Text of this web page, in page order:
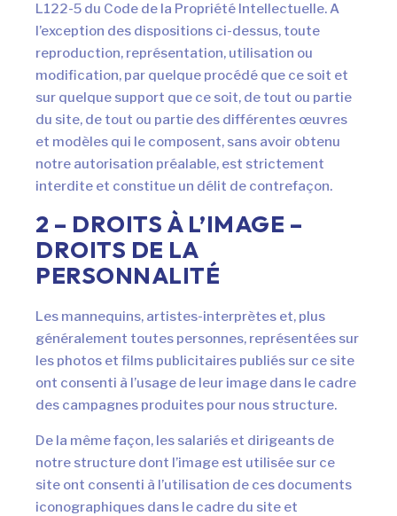
L’ÉCOCONCEPTION,
ÇA VOUS CONCERNE
L122-5 du Code de la Propriété Intellectuelle. A
l’exception des dispositions ci-dessus, toute
reproduction, représentation, utilisation ou
modification, par quelque procédé que ce soit et
sur quelque support que ce soit, de tout ou partie
du site, de tout ou partie des différentes œuvres
et modèles qui le composent, sans avoir obtenu
notre autorisation préalable, est strictement
interdite et constitue un délit de contrefaçon.
2 – DROITS À L’IMAGE –
DROITS DE LA
PERSONNALITÉ
Les mannequins, artistes-interprètes et, plus
généralement toutes personnes, représentées sur
les photos et films publicitaires publiés sur ce site
ont consenti à l’usage de leur image dans le cadre
des campagnes produites pour nous structure.
De la même façon, les salariés et dirigeants de
notre structure dont l’image est utilisée sur ce
site ont consenti à l’utilisation de ces documents
iconographiques dans le cadre du site et